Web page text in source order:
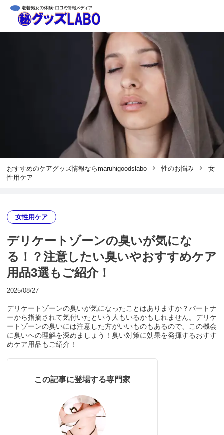
おすすめのケアグッズ情報ならmaruhigoodslabo 性のお悩み
女
性用ケア
女性用ケア
デリケートゾーンの臭いが気にな
る！？注意したい臭いやおすすめケア
用品3選もご紹介！
2025/08/27
デリケートゾーンの臭いが気になったことはありますか？パートナ
ーから指摘されて気付いたという人もいるかもしれません。デリケ
ートゾーンの臭いには注意した方がいいものもあるので、この機会
に臭いへの理解を深めましょう！臭い対策に効果を発揮するおすす
めケア用品もご紹介！
この記事に登場する専門家